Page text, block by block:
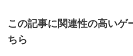
この記事に関連性の高いゲ
ちら